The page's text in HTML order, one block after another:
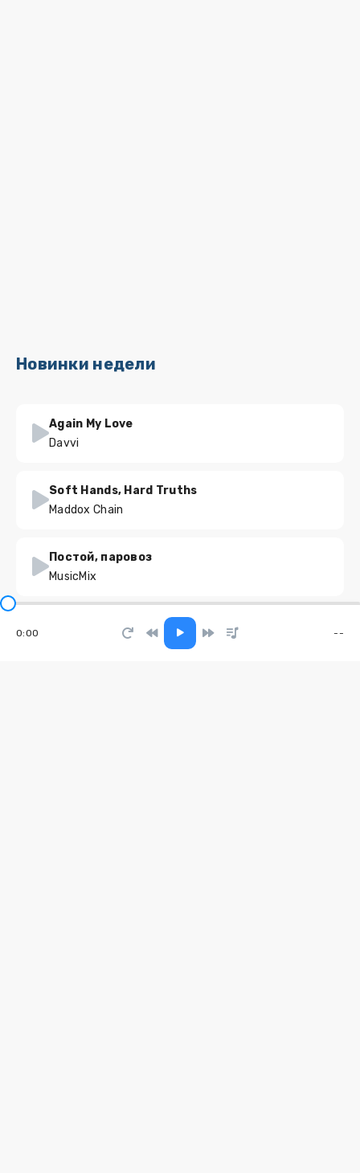
Новинки недели
Again My Love
Davvi
Soft Hands, Hard Truths
Maddox Chain
Постой, паровоз
MusicMix
Не бойся ночи, я с тобой
DJ Fanky & ЭЛЕКТРОБОЙ
0:00 --